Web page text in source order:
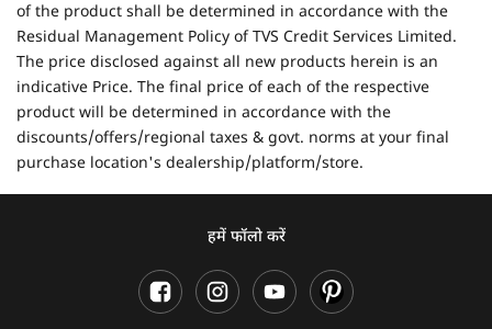
of the product shall be determined in accordance with the
Residual Management Policy of TVS Credit Services Limited.
The price disclosed against all new products herein is an
indicative Price. The final price of each of the respective
product will be determined in accordance with the
discounts/offers/regional taxes & govt. norms at your final
purchase location's dealership/platform/store.
हमें फॉलो करें